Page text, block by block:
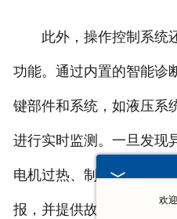
此外，操作控制系统
功能。通过内置的智能诊
键部件和系统，如液压系
进行实时监测。一旦发现
电机过热、制动系统故障
报，并提供故障位置和可
欢